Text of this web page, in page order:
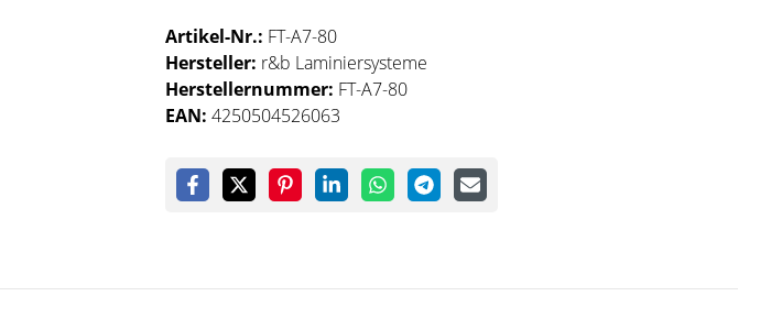
Artikel-Nr.: FT-A7-80
Hersteller: r&b Laminiersysteme
Herstellernummer: FT-A7-80
EAN: 4250504526063